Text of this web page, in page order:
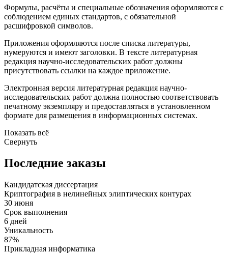
Формулы, расчёты и специальные обозначения оформляются с
соблюдением единых стандартов, с обязательной
расшифровкой символов.
Приложения оформляются после списка литературы,
нумеруются и имеют заголовки. В тексте литературная
редакция научно-исследовательских работ должны
присутствовать ссылки на каждое приложение.
Электронная версия литературная редакция научно-
исследовательских работ должна полностью соответствовать
печатному экземпляру и предоставляться в установленном
формате для размещения в информационных системах.
Показать всё
Свернуть
Последние заказы
Кандидатская диссертация
Криптография в нелинейных элиптических контурах
30 июня
Срок выполнения
6 дней
Уникальность
87%
Прикладная информатика